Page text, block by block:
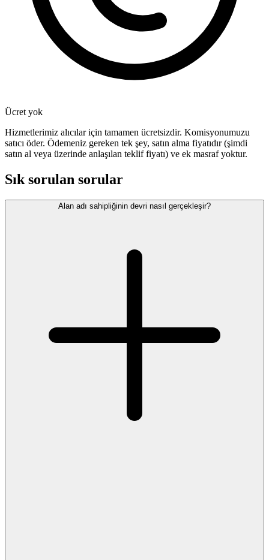
Ücret yok
Hizmetlerimiz alıcılar için tamamen ücretsizdir. Komisyonumuzu
satıcı öder. Ödemeniz gereken tek şey, satın alma fiyatıdır (şimdi
satın al veya üzerinde anlaşılan teklif fiyatı) ve ek masraf yoktur.
Sık sorulan sorular
Alan adı sahipliğinin devri nasıl gerçekleşir?